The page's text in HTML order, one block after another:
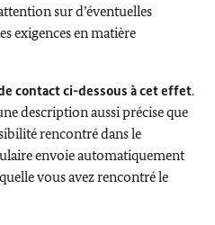
sur d’éventuelles
exigences en matière
contact ci-dessous à cet effet.
description aussi précise que
rencontré dans le
envoie automatiquement
vous avez rencontré le